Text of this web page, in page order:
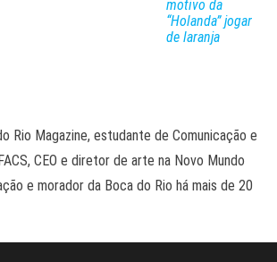
motivo da
“Holanda” jogar
de laranja
Rio Magazine, estudante de Comunicação e
CEO e diretor de arte na Novo Mundo
e morador da Boca do Rio há mais de 20